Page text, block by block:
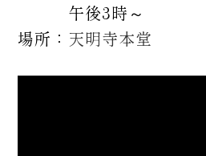
午後3時～
場所： 天明寺本堂